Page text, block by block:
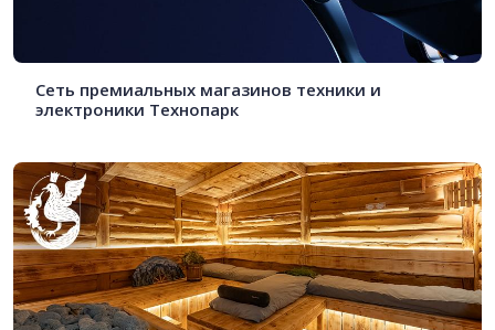
Cеть премиальных магазинов техники и
электроники Технопарк